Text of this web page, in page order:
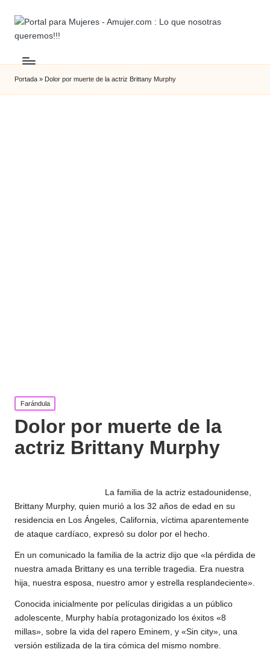
Portada » Dolor por muerte de la actriz Brittany Murphy
Publicada
en
Farándula
Dolor por muerte de la
actriz Brittany Murphy
La familia de la actriz estadounidense,
Brittany Murphy, quien murió a los 32 años de edad en su
residencia en Los Ángeles, California, víctima aparentemente
de ataque cardíaco, expresó su dolor por el hecho.
En un comunicado la familia de la actriz dijo que «la pérdida de
nuestra amada Brittany es una terrible tragedia. Era nuestra
hija, nuestra esposa, nuestro amor y estrella resplandeciente».
Conocida inicialmente por películas dirigidas a un público
adolescente, Murphy había protagonizado los éxitos «8
millas», sobre la vida del rapero Eminem, y «Sin city», una
versión estilizada de la tira cómica del mismo nombre.